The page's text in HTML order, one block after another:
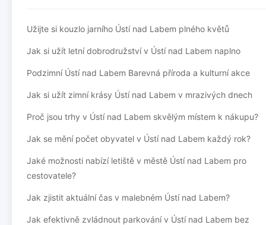
Užijte si kouzlo jarního Ústí nad Labem plného květů
Jak si užít letní dobrodružství v Ústí nad Labem naplno
Podzimní Ústí nad Labem Barevná příroda a kulturní akce
Jak si užít zimní krásy Ústí nad Labem v mrazivých dnech
Proč jsou trhy v Ústí nad Labem skvělým místem k nákupu?
Jak se mění počet obyvatel v Ústí nad Labem každý rok?
Jaké možnosti nabízí letiště v městě Ústí nad Labem pro
cestovatele?
Jak zjistit aktuální čas v malebném Ústí nad Labem?
Jak efektivně zvládnout parkování v Ústí nad Labem bez